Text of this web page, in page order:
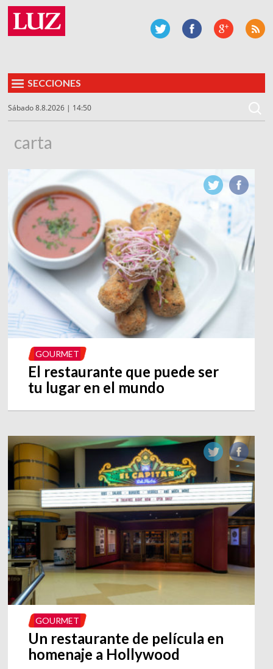
SECCIONES
Sábado 8.8.2026 | 14:50
carta
GOURMET
El restaurante que puede ser
tu lugar en el mundo
GOURMET
Un restaurante de película en
homenaje a Hollywood